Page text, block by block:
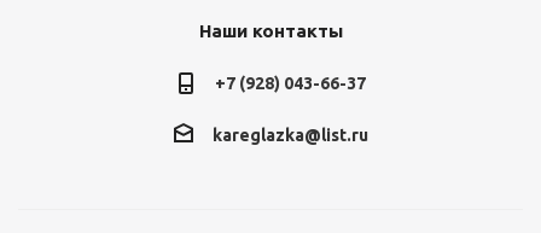
Наши контакты
+7 (928) 043-66-37
kareglazka@list.ru